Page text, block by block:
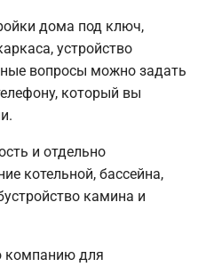
дома под ключ,
устройство
вопросы можно задать
который вы
и отдельно
котельной, бассейна,
камина и
компанию для